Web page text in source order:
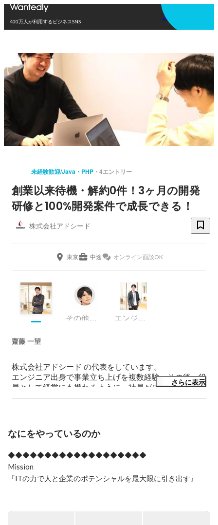
400万人が利用するビジネスSNS
アプリを使う
未経験歓迎/Java・PHP 4エントリー
創業以来待機・解約0件！3ヶ月の開発
研修と100%開発案件で成長できる！
株式会社アドシード
東京 中途 オンライン面談OK
その他エンジニア エンジニア
齋藤 一望
株式会社アドシード の代表をしています。
エンジニア出身で事業立ち上げを複数経験、その後、役
員として経営にも携わるように。社員がワクワクしなが
ら働ける会社をつくるために株式会社アドシードを設
イティブな仕事を増やして、もっと仕事にワクワクでき
さらに表示
なにをやっているのか
◆◆◆◆◆◆◆◆◆◆◆◆◆◆◆◆◆◆◆
Mission
『ITの力で人と企業のポテンシャルを最大限に引き出す』
『AIに負けないプロフェッショナル集団になる。』